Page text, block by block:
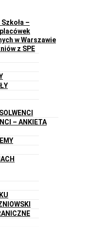
–
w Warszawie
z SPE
– ANKIETA